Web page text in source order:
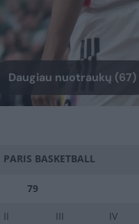
Daugiau nuotraukų (67)
PARIS BASKETBALL
79
II III
IV